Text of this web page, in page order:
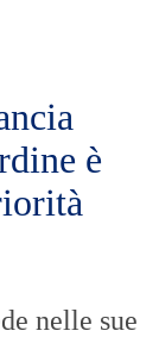
è
nelle sue